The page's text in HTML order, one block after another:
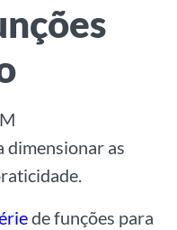
dimensionar as
de funções para